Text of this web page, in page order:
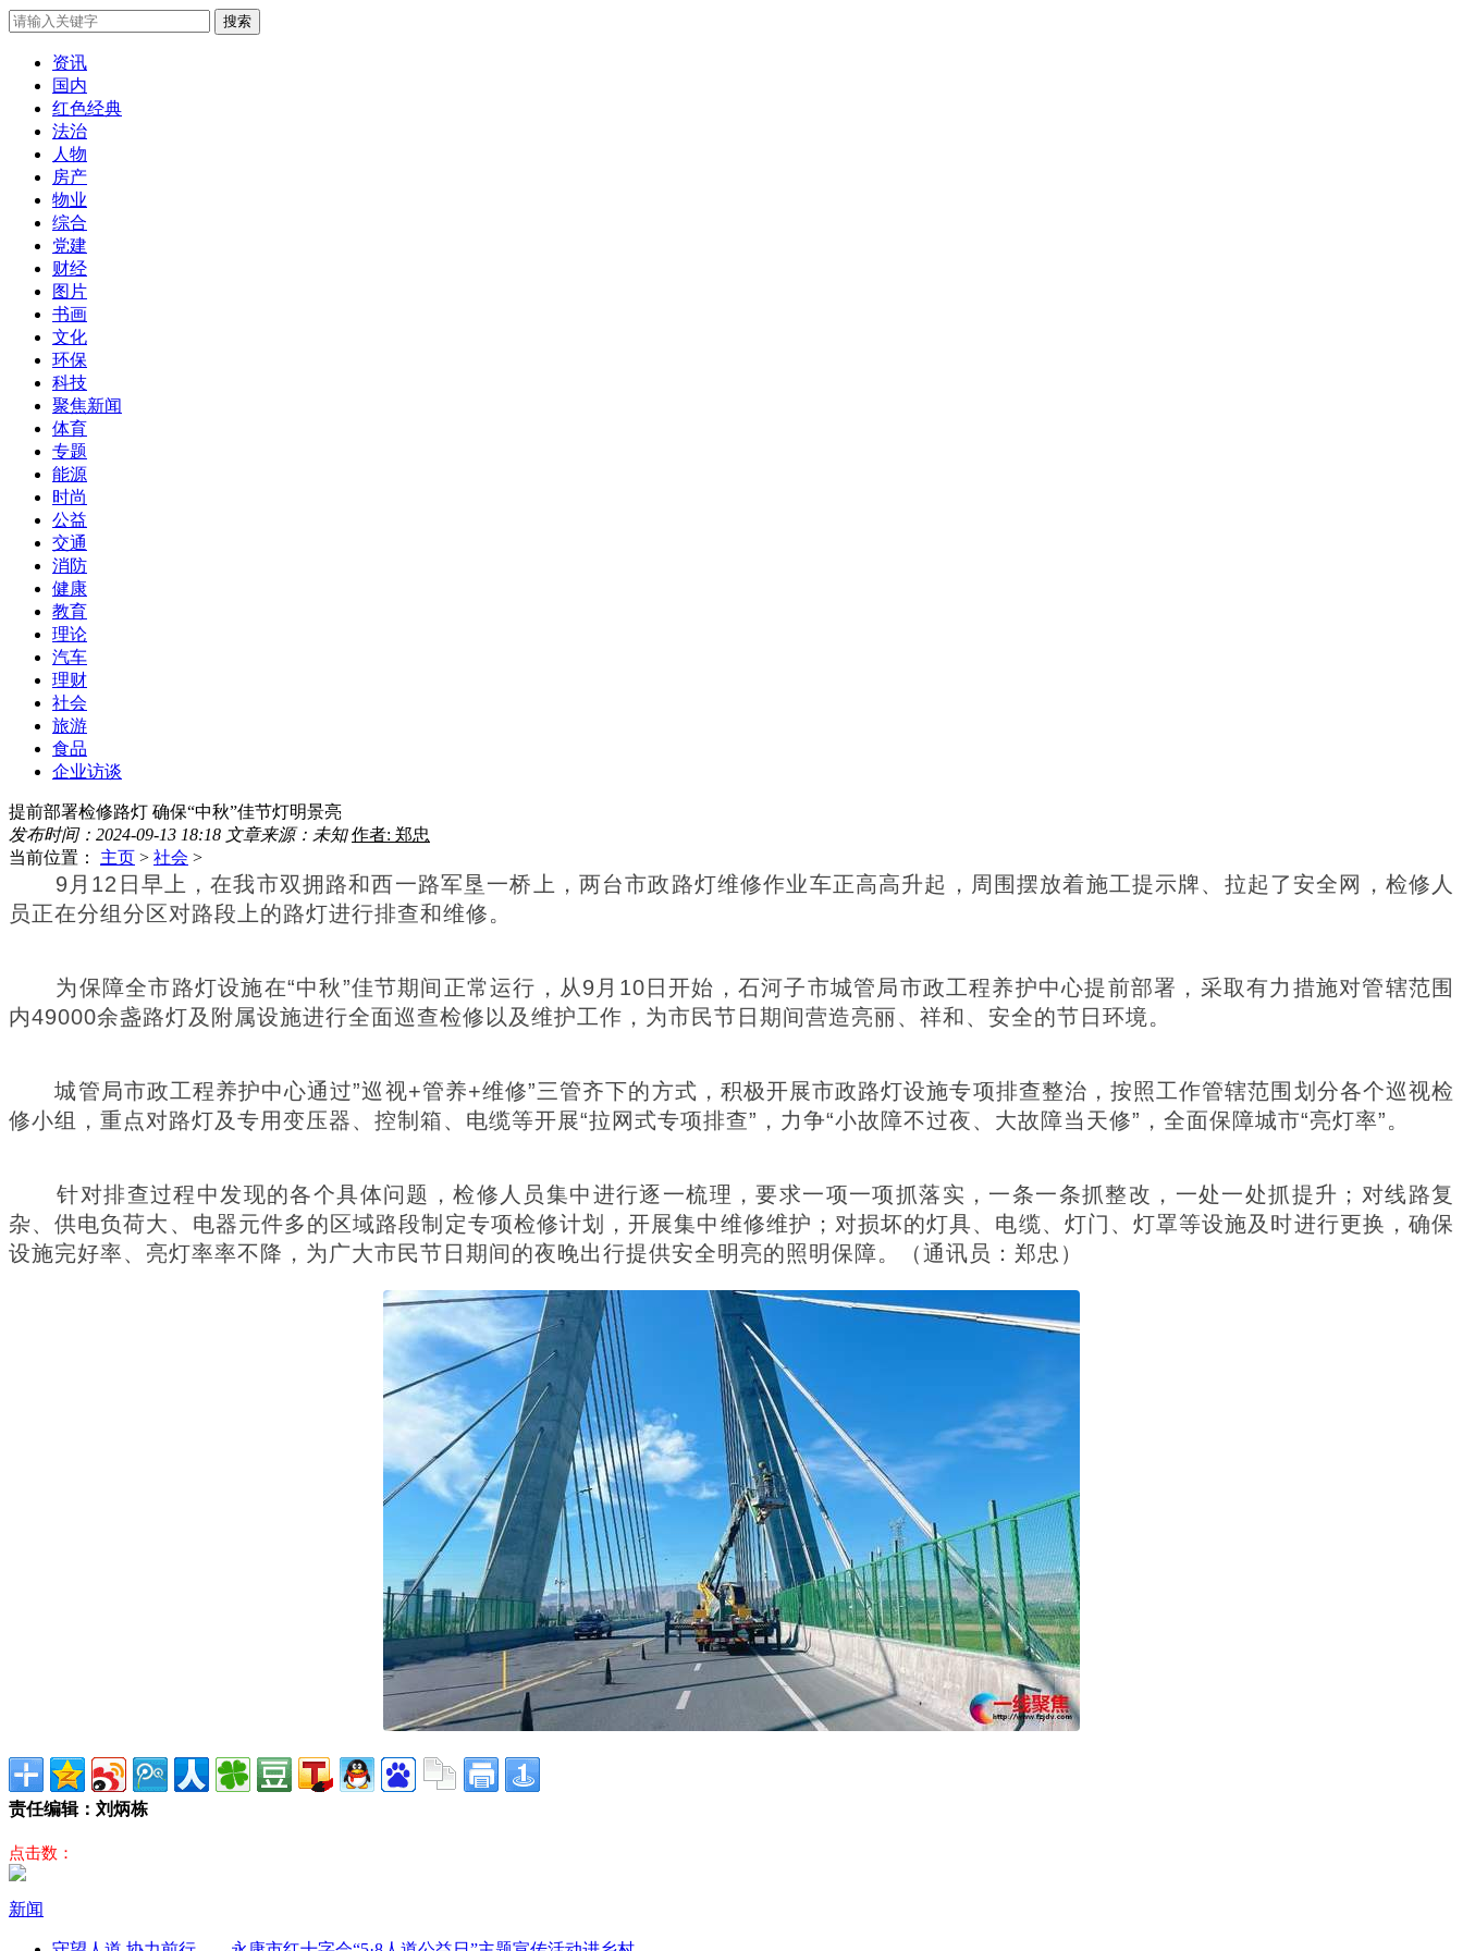
搜索
资讯
国内
红色经典
法治
人物
房产
物业
综合
党建
财经
图片
书画
文化
环保
科技
聚焦新闻
体育
专题
能源
时尚
公益
交通
消防
健康
教育
理论
汽车
理财
社会
旅游
食品
企业访谈
提前部署检修路灯 确保“中秋”佳节灯明景亮
发布时间：2024-09-13 18:18 文章来源：未知 作者: 郑忠
当前位置： 主页 > 社会 >
9月12日早上，在我市双拥路和西一路军垦一桥上，两台市政路灯维修作业车正高高升起，周围摆放着施工提示牌、拉起了安全网，检修人
员正在分组分区对路段上的路灯进行排查和维修。
为保障全市路灯设施在“中秋”佳节期间正常运行，从9月10日开始，石河子市城管局市政工程养护中心提前部署，采取有力措施对管辖范围
内49000余盏路灯及附属设施进行全面巡查检修以及维护工作，为市民节日期间营造亮丽、祥和、安全的节日环境。
城管局市政工程养护中心通过”巡视+管养+维修”三管齐下的方式，积极开展市政路灯设施专项排查整治，按照工作管辖范围划分各个巡视检
修小组，重点对路灯及专用变压器、控制箱、电缆等开展“拉网式专项排查”，力争“小故障不过夜、大故障当天修”，全面保障城市“亮灯率”。
针对排查过程中发现的各个具体问题，检修人员集中进行逐一梳理，要求一项一项抓落实，一条一条抓整改，一处一处抓提升；对线路复
杂、供电负荷大、电器元件多的区域路段制定专项检修计划，开展集中维修维护；对损坏的灯具、电缆、灯门、灯罩等设施及时进行更换，确保
设施完好率、亮灯率率不降，为广大市民节日期间的夜晚出行提供安全明亮的照明保障。（通讯员：郑忠）
责任编辑：刘炳栋
点击数：
新闻